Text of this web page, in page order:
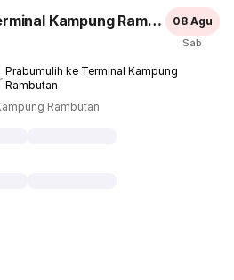
Kampung Rambutan 08 Agu
Sab
Prabumulih ke Terminal Kampung
Rambutan
Rambutan